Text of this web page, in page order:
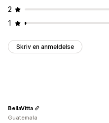
2
1
Skriv en anmeldelse
BellaVitta
Guatemala